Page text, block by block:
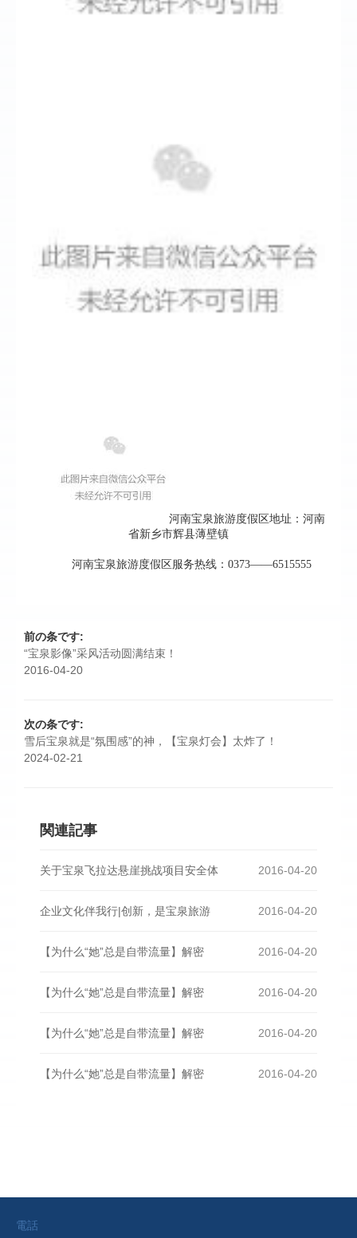
河南宝泉旅游度假区地址：河南
	河南宝泉旅游度假区服务热线：0373——6515555
前の条です:
“宝泉影像”采风活动圆满结束！
2016-04-20
次の条です:
雪后宝泉就是“氛围感”的神，【宝泉灯会】太炸了！
2024-02-21
関連記事
2016-04-20
关于宝泉飞拉达悬崖挑战项目安全体
2016-04-20
企业文化伴我行|创新，是宝泉旅游
2016-04-20
【为什么“她”总是自带流量】解密
2016-04-20
【为什么“她”总是自带流量】解密
2016-04-20
【为什么“她”总是自带流量】解密
2016-04-20
【为什么“她”总是自带流量】解密
電話